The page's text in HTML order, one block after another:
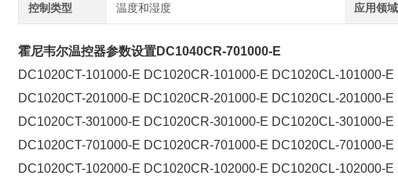
控制类型 温度和湿度 应用领域
霍尼韦尔温控器参数设置DC1040CR-701000-E
DC1020CT-101000-E DC1020CR-101000-E DC1020CL-101000-E
DC1020CT-201000-E DC1020CR-201000-E DC1020CL-201000-E
DC1020CT-301000-E DC1020CR-301000-E DC1020CL-301000-E
DC1020CT-701000-E DC1020CR-701000-E DC1020CL-701000-E
DC1020CT-102000-E DC1020CR-102000-E DC1020CL-102000-E